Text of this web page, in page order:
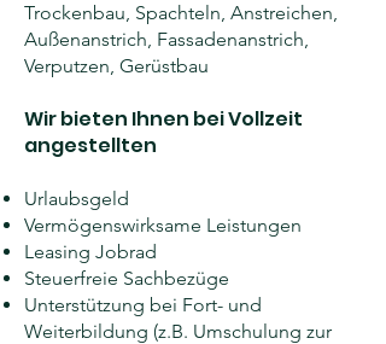
Trockenbau, Spachteln, Anstreichen,
Außenanstrich, Fassadenanstrich,
Verputzen, Gerüstbau
Wir bieten Ihnen bei Vollzeit
angestellten
Urlaubsgeld
Vermögenswirksame Leistungen
Leasing Jobrad
Steuerfreie Sachbezüge
Unterstützung bei Fort- und
Weiterbildung (z.B. Umschulung zur